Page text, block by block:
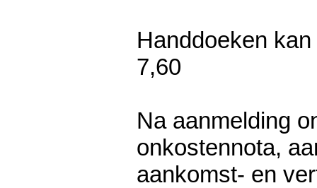
​Handdoeken
7,60
Na aanmelding
onkostennota,
aankomst- en